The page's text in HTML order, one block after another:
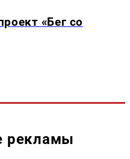
«Бег со
рекламы